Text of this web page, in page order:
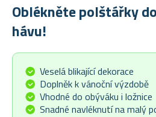
Oblékněte polštářky
hávu!
Veselá blikající dekorace
Doplněk k vánoční výzdobě
Vhodné do obýváku i ložnice
Snadné navléknutí na malý